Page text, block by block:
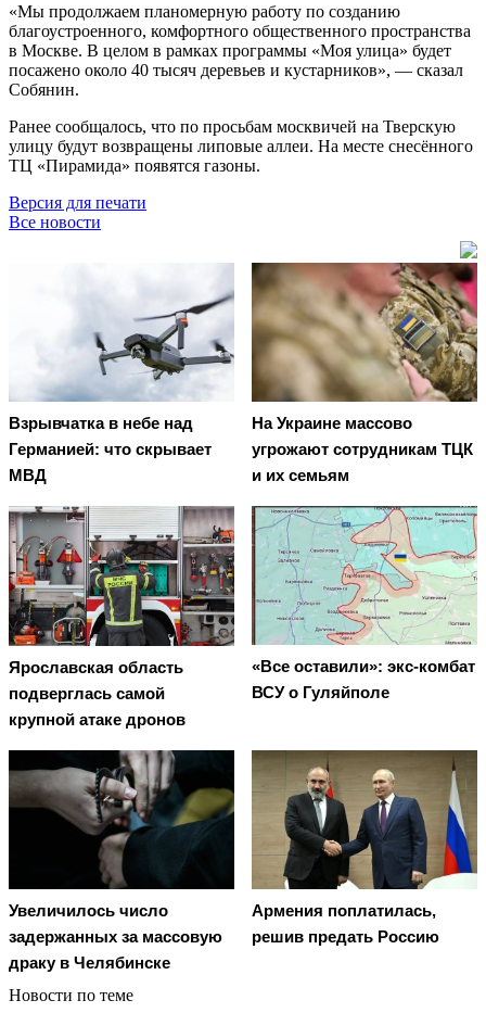
«Мы продолжаем планомерную работу по созданию
благоустроенного, комфортного общественного пространства
в Москве. В целом в рамках программы «Моя улица» будет
посажено около 40 тысяч деревьев и кустарников», — сказал
Собянин.
Ранее сообщалось, что по просьбам москвичей на Тверскую
улицу будут возвращены липовые аллеи. На месте снесённого
ТЦ «Пирамида» появятся газоны.
Версия для печати
Все новости
Взрывчатка в небе над
Германией: что скрывает
МВД
На Украине массово
угрожают сотрудникам ТЦК
и их семьям
Ярославская область
подверглась самой
крупной атаке дронов
«Все оставили»: экс-комбат
ВСУ о Гуляйполе
Увеличилось число
задержанных за массовую
драку в Челябинске
Армения поплатилась,
решив предать Россию
Новости по теме